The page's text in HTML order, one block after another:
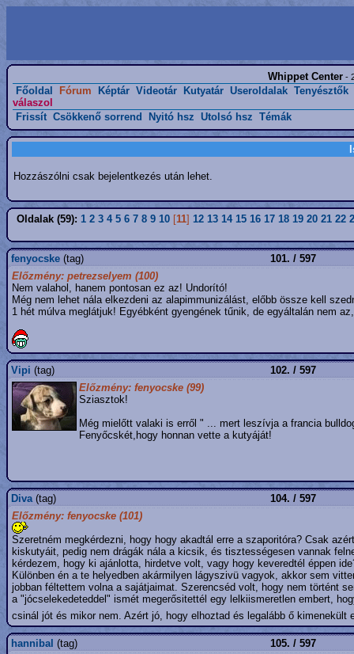
Whippet Center -
Főoldal Fórum Képtár Videotár Kutyatár Useroldalak Tenyésztők
válaszol
Frissít Csökkenő sorrend Nyitó hsz Utolsó hsz Témák
Hozzászólni csak bejelentkezés után lehet.
Oldalak (59): 1 2 3 4 5 6 7 8 9 10 [11] 12 13 14 15 16 17 18 19 20 21 22
fenyocske (tag)
101. / 597
Előzmény: petrezselyem (100)
Nem valahol, hanem pontosan ez az! Undorító!
Még nem lehet nála elkezdeni az alapimmunizálást, előbb össze kell
1 hét múlva meglátjuk! Egyébként gyengének tűnik, de egyáltalán nem
Vipi (tag)
102. / 597
Előzmény: fenyocske (99)
Sziasztok!
Még mielőtt valaki is erről " ... mert leszívja a francia
Fenyőcskét,hogy honnan vette a kutyáját!
Diva(tag)
104. / 597
Előzmény: fenyocske (101)
Szeretném megkérdezni, hogy hogy akadtál erre a szaporitóra? Csak
kiskutyáit, pedig nem drágák nála a kicsik, és tisztességesen vannak
kérdezem, hogy ki ajánlotta, hirdetve volt, vagy hogy keveredtél éppen
Különben én a te helyedben akármilyen lágyszivü vagyok, akkor sem
jobban féltettem volna a sajátjaimat. Szerencséd volt, hogy nem történt
a "jócselekedeteddel" ismét megerősitettél egy lelkiismeretlen embert,
csinál jót és mikor nem. Azért jó, hogy elhoztad és legalább ő kimenekült
hannibal (tag)
105. / 597